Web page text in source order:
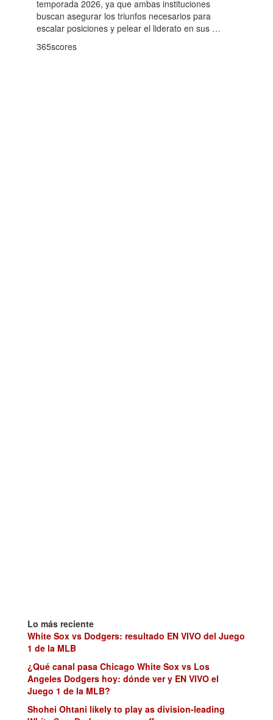
temporada 2026, ya que ambas instituciones
buscan asegurar los triunfos necesarios para
escalar posiciones y pelear el liderato en sus …
365scores
Lo más reciente
White Sox vs Dodgers: resultado EN VIVO del Juego
1 de la MLB
¿Qué canal pasa Chicago White Sox vs Los
Angeles Dodgers hoy: dónde ver y EN VIVO el
Juego 1 de la MLB?
Shohei Ohtani likely to play as division-leading